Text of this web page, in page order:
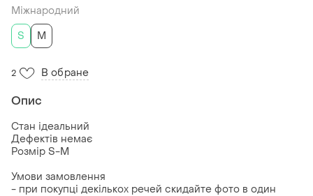
Міжнародний
S
M
2 В обране
Опис
Стан ідеальний
Дефектів немає
Розмір S-M
Умови замовлення
- при покупці декількох речей скидайте фото в один